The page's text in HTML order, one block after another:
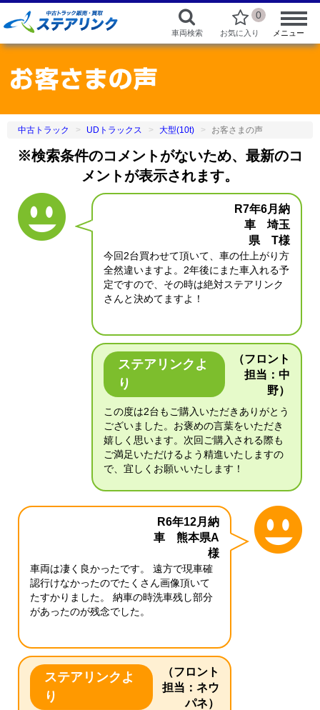
車両検索
0
お気に入り メニュー
中古トラック UDトラックス 大型(10t) お客さまの声
※検索条件のコメントがないため、最新のコ
メントが表示されます。
R7年6月納
車 埼玉
県 T様
今回2台買わせて頂いて、車の仕上がり方
全然違いますよ。2年後にまた車入れる予
定ですので、その時は絶対ステアリンク
さんと決めてますよ！
ステアリンクよ
り
（フロント
担当：中
野）
この度は2台もご購入いただきありがとう
ございました。お褒めの言葉をいただき
嬉しく思います。次回ご購入される際も
ご満足いただけるよう精進いたしますの
で、宜しくお願いいたします！
R6年12月納
車 熊本県A
様
車両は凄く良かったです。 遠方で現車確
認行けなかったのでたくさん画像頂いて
たすかりました。 納車の時洗車残し部分
があったのが残念でした。
ステアリンクよ
り
（フロント
担当：ネウ
パネ）